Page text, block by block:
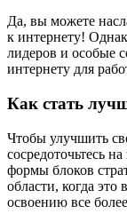
Да, вы можете
к интернету!
лидеров и особые
интернету для
Как стать
Чтобы улучшить
сосредоточьтесь
формы блоков
области, когда
освоению все